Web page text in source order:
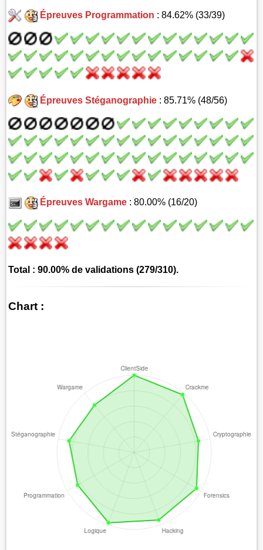
Épreuves Programmation : 84.62% (33/39)
Épreuves Stéganographie: 85.71% (48/56)
Épreuves Wargame: 80.00% (16/20)
Total : 90.00% de validations (279/310).
Chart :